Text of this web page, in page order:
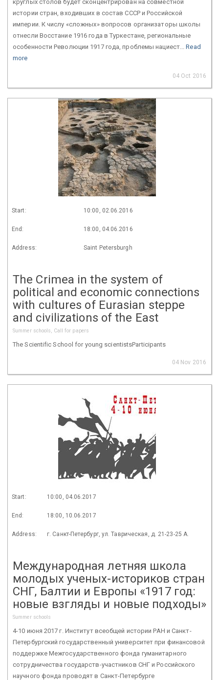
круглых столов будет сконцентрирован на совместной
истории стран, входивших в состав СССР и Российской
империи. К числу «сложных» вопросов организаторы школы
отнесли Восстание 1916 года в Туркестане, региональные
особенности Революции 1917 года, проблемы нациест...Read
more
04 Oct 2016
Start: 10:00, 02.06.2016
End: 18:00, 04.06.2016
Address: Saint Petersburgh
The Crimea in the system of
political and economic connections
with cultures of Eurasian steppe
and civilizations of the East
Summer schools, Call for papers
The Scientific School for young scientistsParticipants
04 Nov 2016
Start: 10:00, 04.06.2017
End: 18:00, 10.06.2017
Address: г. Санкт-Петербург, ул. Таврическая, д. 21-23-25 А.
Международная летняя школа
молодых ученых-историков стран
СНГ, Балтии и Европы «1917 год:
новые взгляды и новые подходы»
Summer schools
4-10 июня 2017 г. Институт всеобщей истории РАН и Санкт-
Петербургский государственный университет при финансовой
поддержке Межгосударственного фонда гуманитарного
сотрудничества государств-участников СНГ и Российского
научного фонда проводят в Санкт-Петербурге